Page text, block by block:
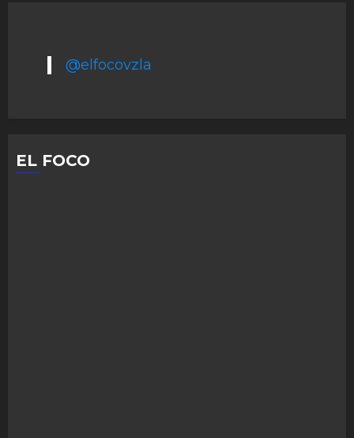
@elfocovzla
EL FOCO